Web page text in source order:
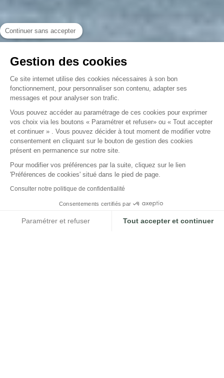
Continuer sans accepter
Gestion des cookies
Ce site internet utilise des cookies nécessaires à son bon
fonctionnement, pour personnaliser son contenu, adapter ses
messages et pour analyser son trafic.
Vous pouvez accéder au paramétrage de ces cookies pour exprimer
vos choix via les boutons « Paramétrer et refuser» ou « Tout accepter
et continuer » . Vous pouvez décider à tout moment de modifier votre
consentement en cliquant sur le bouton de gestion des cookies
présent en permanence sur notre site.
Pour modifier vos préférences par la suite, cliquez sur le lien
'Préférences de cookies' situé dans le pied de page.
Consulter notre politique de confidentialité
Consentements certifiés par
Paramétrer et refuser Tout accepter et continuer